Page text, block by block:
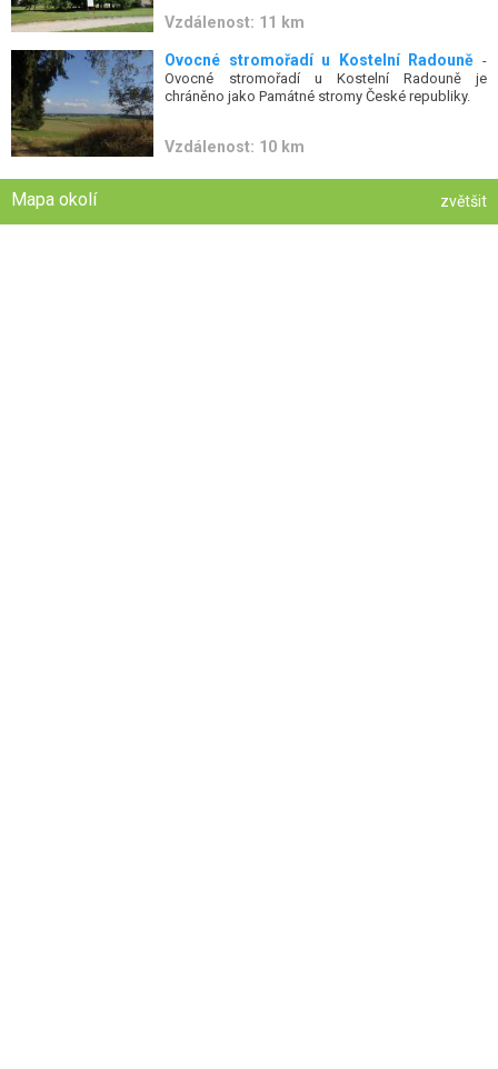
Vzdálenost: 11 km
Ovocné stromořadí u Kostelní Radouně -
Ovocné stromořadí u Kostelní Radouně je
chráněno jako Památné stromy České republiky.
Vzdálenost: 10 km
Mapa okolí zvětšit